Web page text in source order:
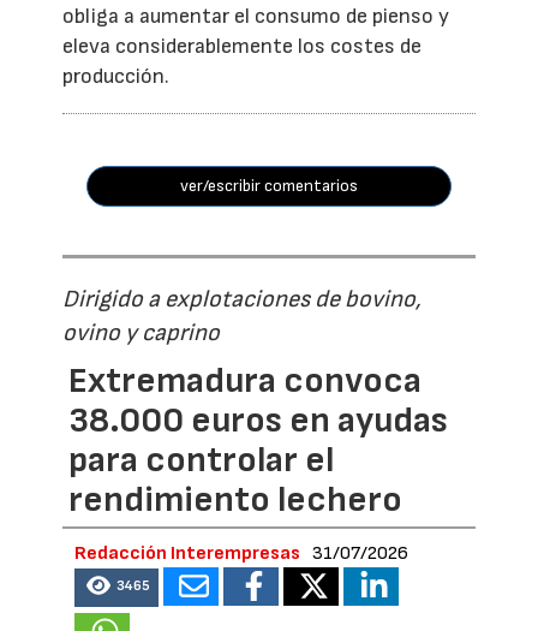
obliga a aumentar el consumo de pienso y
eleva considerablemente los costes de
producción.
ver/escribir comentarios
Dirigido a explotaciones de bovino,
ovino y caprino
Extremadura convoca
38.000 euros en ayudas
para controlar el
rendimiento lechero
Redacción Interempresas 31/07/2026
3465